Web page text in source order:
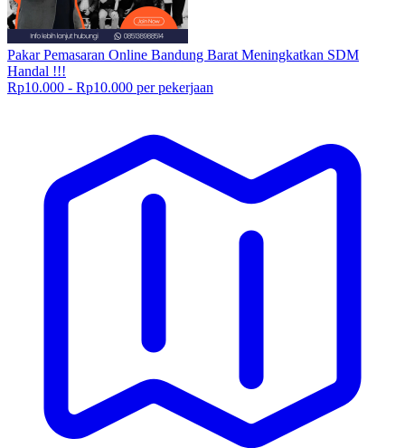
Pakar Pemasaran Online Bandung Barat Meningkatkan SDM
Handal !!!
Rp10.000 - Rp10.000 per pekerjaan